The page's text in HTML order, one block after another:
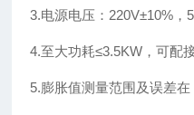
3.电源电压：220V±10%，
4.至大功耗≤3.5KW，可配
5.膨胀值测量范围及误差在